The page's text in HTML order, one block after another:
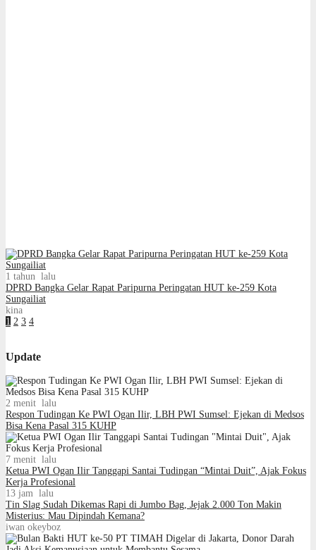
1 tahun lalu
DPRD Bangka Gelar Rapat Paripurna Peringatan HUT ke-259 Kota
Sungailiat
kina
1 2 3 4
Update
2 menit lalu
Respon Tudingan Ke PWI Ogan Ilir, LBH PWI Sumsel: Ejekan di Medsos
Bisa Kena Pasal 315 KUHP
7 menit lalu
Ketua PWI Ogan Ilir Tanggapi Santai Tudingan “Mintai Duit”, Ajak Fokus
Kerja Profesional
13 jam lalu
Tin Slag Sudah Dikemas Rapi di Jumbo Bag, Jejak 2.000 Ton Makin
Misterius: Mau Dipindah Kemana?
iwan okeyboz